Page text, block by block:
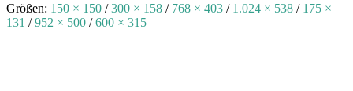
Größen: 150 × 150 / 300 × 158 / 768 × 403 / 1.024 × 538 / 175 ×
131 / 952 × 500 / 600 × 315